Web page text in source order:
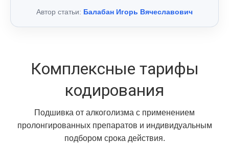
Автор статьи: Балабан Игорь Вячеславович
Комплексные тарифы
кодирования
Подшивка от алкоголизма с применением
пролонгированных препаратов и индивидуальным
подбором срока действия.